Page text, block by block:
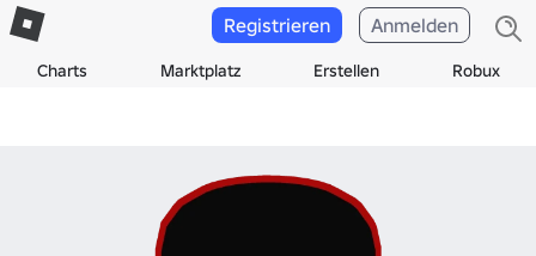
Charts Marktplatz Erstellen Robux
Registrieren Anmelden